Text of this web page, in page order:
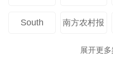
South 南方农村报
展开更